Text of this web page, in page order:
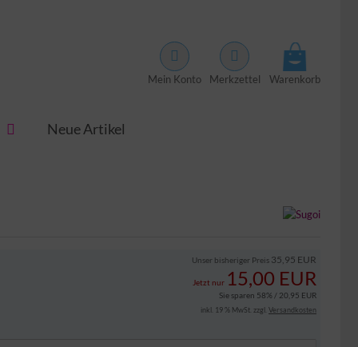
Warenkorb
Merkzettel
Mein Konto
Neue Artikel
Unser bisheriger Preis 35,95 EUR
Jetzt nur 15,00 EUR
Sie sparen 58% / 20,95 EUR
inkl. 19 % MwSt. zzgl. Versandkosten